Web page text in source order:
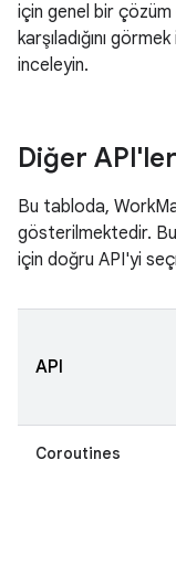
için genel bir çözüm
karşıladığını
inceleyin.
Diğer
Bu tabloda,
gösterilmektedir. Bu
için doğru API'yi
API
Coroutines